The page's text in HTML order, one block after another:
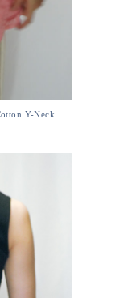
Y-Neck